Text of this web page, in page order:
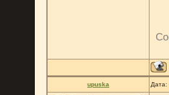
upuska